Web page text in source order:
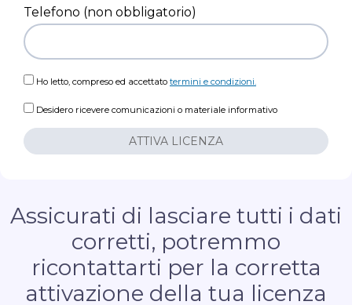
Telefono (non obbligatorio)
Ho letto, compreso ed accettato termini e condizioni.
Desidero ricevere comunicazioni o materiale informativo
ATTIVA LICENZA
Assicurati di lasciare tutti i dati
corretti, potremmo
ricontattarti per la corretta
attivazione della tua licenza